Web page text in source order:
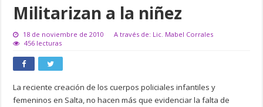
Militarizan a la niñez
18 de noviembre de 2010
A través de: Lic. Mabel Corrales
456 lecturas
La reciente creación de los cuerpos policiales infantiles y
femeninos en Salta, no hacen más que evidenciar la falta de